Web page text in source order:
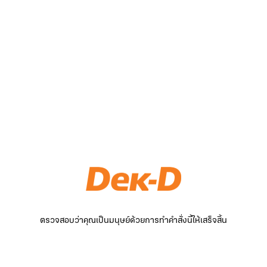
ตรวจสอบว่าคุณเป็นมนุษย์ด้วยการทำคำสั่งนี้ให้เสร็จสิ้น